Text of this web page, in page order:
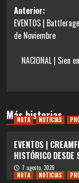
Navegación
de
entradas
Anterior:
EVENTOS |
de Noviembre
NACIONAL | Sien
Más historias
NOTA NOTICIAS
EVENTOS |
HISTÓRICO DESDE
7 agosto, 2026
NOTA
NOTICIAS